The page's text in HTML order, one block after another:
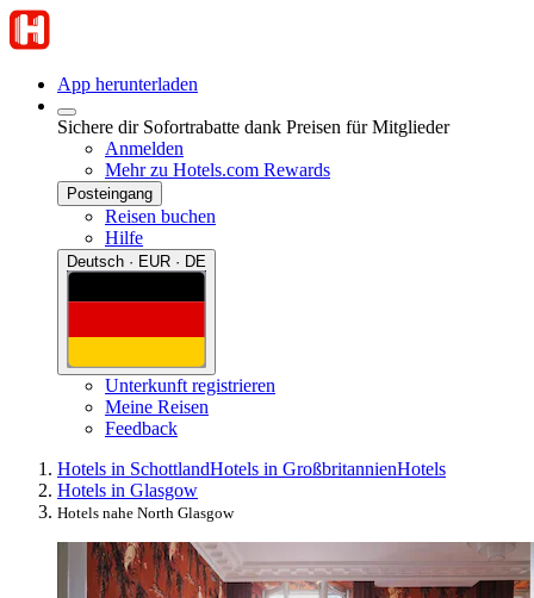
App herunterladen
Sichere dir Sofortrabatte dank Preisen für Mitglieder
Anmelden
Mehr zu Hotels.com Rewards
Posteingang
Reisen buchen
Hilfe
Deutsch · EUR · DE
Unterkunft registrieren
Meine Reisen
Feedback
Hotels in SchottlandHotels in GroßbritannienHotels
Hotels in Glasgow
Hotels nahe North Glasgow